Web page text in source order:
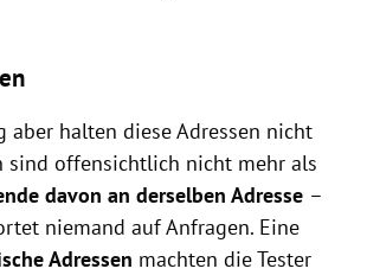
aber halten diese Adressen nicht
sind offensichtlich nicht mehr als
davon an derselben Adresse –
niemand auf Anfragen. Eine
Adressen machten die Tester